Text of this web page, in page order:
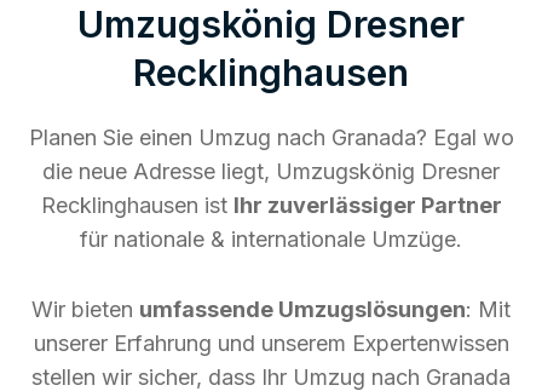
Umzugskönig Dresner
Recklinghausen
Planen Sie einen Umzug nach Granada? Egal wo
die neue Adresse liegt, Umzugskönig Dresner
Recklinghausen ist Ihr zuverlässiger Partner
für nationale & internationale Umzüge.
Wir bieten umfassende Umzugslösungen: Mit
unserer Erfahrung und unserem Expertenwissen
stellen wir sicher, dass Ihr Umzug nach Granada